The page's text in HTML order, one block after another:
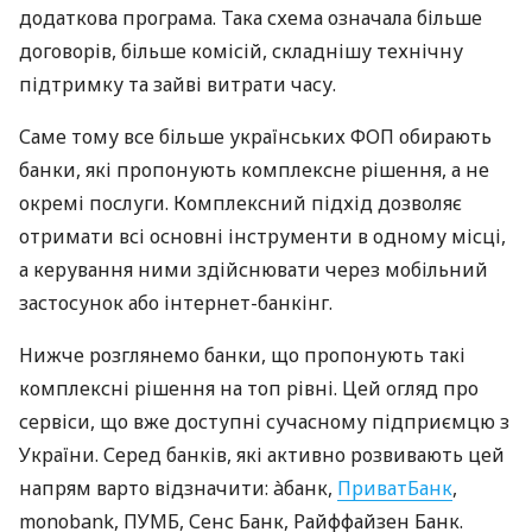
додаткова програма. Така схема означала більше
договорів, більше комісій, складнішу технічну
підтримку та зайві витрати часу.
Саме тому все більше українських ФОП обирають
банки, які пропонують комплексне рішення, а не
окремі послуги. Комплексний підхід дозволяє
отримати всі основні інструменти в одному місці,
а керування ними здійснювати через мобільний
застосунок або інтернет-банкінг.
Нижче розглянемо банки, що пропонують такі
комплексні рішення на топ рівні. Цей огляд про
сервіси, що вже доступні сучасному підприємцю з
України. Серед банків, які активно розвивають цей
напрям варто відзначити: àбанк, ПриватБанк,
monobank, ПУМБ, Сенс Банк, Райффайзен Банк.